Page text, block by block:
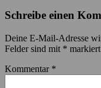
Schreibe einen
Deine E-Mail-Adresse
Felder sind mit * markiert
Kommentar *